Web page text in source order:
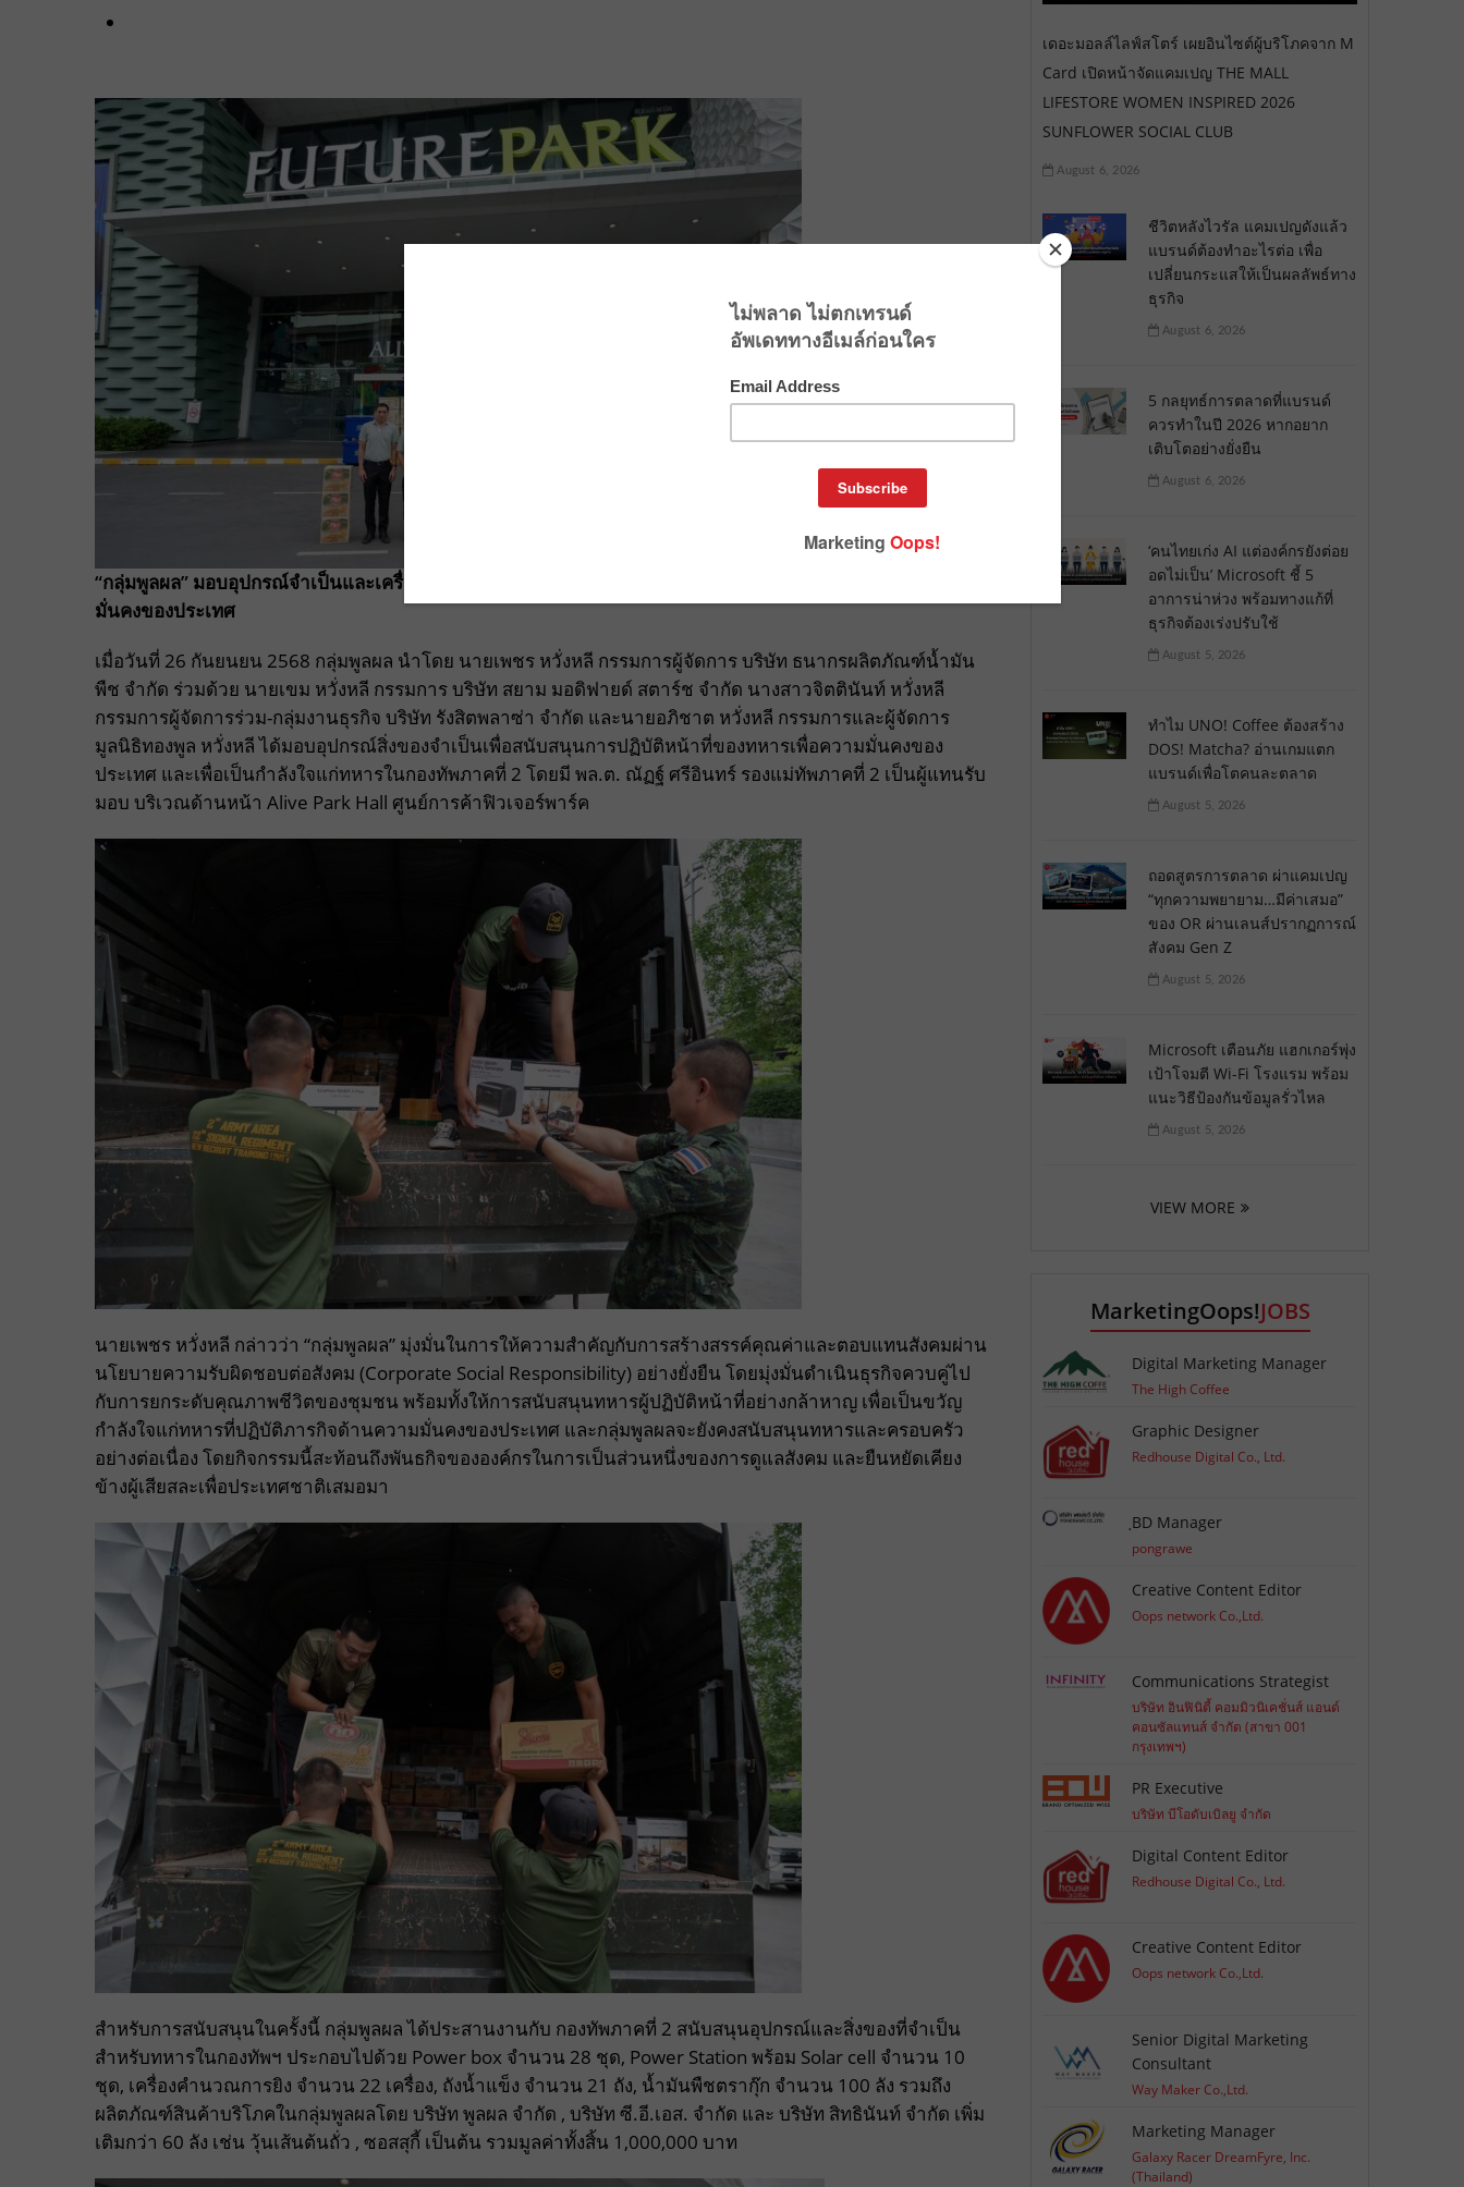
“กลุ่มพูลผล” มอบอุปกรณ์จำเป็นและเครื่องอุปโภคบริโภค สนับสนุนการปฏิบัติหน้าที่ของกองทัพภาคที่ 2 เพื่อความ
มั่นคงของประเทศ
เมื่อวันที่ 26 กันยนยน 2568 กลุ่มพูลผล นำโดย นายเพชร หวั่งหลี กรรมการผู้จัดการ บริษัท ธนากรผลิตภัณฑ์น้ำมัน
พืช จำกัด ร่วมด้วย นายเขม หวั่งหลี กรรมการ บริษัท สยาม มอดิฟายด์ สตาร์ช จำกัด นางสาวจิตตินันท์ หวั่งหลี
กรรมการผู้จัดการร่วม-กลุ่มงานธุรกิจ บริษัท รังสิตพลาซ่า จำกัด และนายอภิชาต หวั่งหลี กรรมการและผู้จัดการ
มูลนิธิทองพูล หวั่งหลี ได้มอบอุปกรณ์สิ่งของจำเป็นเพื่อสนับสนุนการปฏิบัติหน้าที่ของทหารเพื่อความมั่นคงของ
ประเทศ และเพื่อเป็นกำลังใจแก่ทหารในกองทัพภาคที่ 2 โดยมี พล.ต. ณัฏฐ์ ศรีอินทร์ รองแม่ทัพภาคที่ 2 เป็นผู้แทนรับ
มอบ บริเวณด้านหน้า Alive Park Hall ศูนย์การค้าฟิวเจอร์พาร์ค
นายเพชร หวั่งหลี กล่าวว่า “กลุ่มพูลผล” มุ่งมั่นในการให้ความสำคัญกับการสร้างสรรค์คุณค่าและตอบแทนสังคมผ่าน
นโยบายความรับผิดชอบต่อสังคม (Corporate Social Responsibility) อย่างยั่งยืน โดยมุ่งมั่นดำเนินธุรกิจควบคู่ไป
กับการยกระดับคุณภาพชีวิตของชุมชน พร้อมทั้งให้การสนับสนุนทหารผู้ปฏิบัติหน้าที่อย่างกล้าหาญ เพื่อเป็นขวัญ
กำลังใจแก่ทหารที่ปฏิบัติภารกิจด้านความมั่นคงของประเทศ และกลุ่มพูลผลจะยังคงสนับสนุนทหารและครอบครัว
อย่างต่อเนื่อง โดยกิจกรรมนี้สะท้อนถึงพันธกิจขององค์กรในการเป็นส่วนหนึ่งของการดูแลสังคม และยืนหยัดเคียง
ข้างผู้เสียสละเพื่อประเทศชาติเสมอมา
สำหรับการสนับสนุนในครั้งนี้ กลุ่มพูลผล ได้ประสานงานกับ กองทัพภาคที่ 2 สนับสนุนอุปกรณ์และสิ่งของที่จำเป็น
สำหรับทหารในกองทัพฯ ประกอบไปด้วย Power box จำนวน 28 ชุด, Power Station พร้อม Solar cell จำนวน 10
ชุด, เครื่องคำนวณการยิง จำนวน 22 เครื่อง, ถังน้ำแข็ง จำนวน 21 ถัง, น้ำมันพืชตรากุ๊ก จำนวน 100 ลัง รวมถึง
ผลิตภัณฑ์สินค้าบริโภคในกลุ่มพูลผลโดย บริษัท พูลผล จำกัด , บริษัท ซี.อี.เอส. จำกัด และ บริษัท สิทธินันท์ จำกัด เพิ่ม
เติมกว่า 60 ลัง เช่น วุ้นเส้นต้นถั่ว , ซอสสุกี้ เป็นต้น รวมมูลค่าทั้งสิ้น 1,000,000 บาท
เดอะมอลล์ไลฟ์สโตร์ เผยอินไซต์ผู้บริโภคจาก M
Card เปิดหน้าจัดแคมเปญ THE MALL
LIFESTORE WOMEN INSPIRED 2026
SUNFLOWER SOCIAL CLUB
August 6, 2026
ชีวิตหลังไวรัล แคมเปญดังแล้ว
แบรนด์ต้องทำอะไรต่อ เพื่อ
เปลี่ยนกระแสให้เป็นผลลัพธ์ทาง
ธุรกิจ
August 6, 2026
5 กลยุทธ์การตลาดที่แบรนด์
ควรทำในปี 2026 หากอยาก
เติบโตอย่างยั่งยืน
August 6, 2026
‘คนไทยเก่ง AI แต่องค์กรยังต่อย
อดไม่เป็น’ Microsoft ชี้ 5
อาการน่าห่วง พร้อมทางแก้ที่
ธุรกิจต้องเร่งปรับใช้
August 5, 2026
ทำไม UNO! Coffee ต้องสร้าง
DOS! Matcha? อ่านเกมแตก
แบรนด์เพื่อโตคนละตลาด
August 5, 2026
ถอดสูตรการตลาด ผ่าแคมเปญ
“ทุกความพยายาม…มีค่าเสมอ”
ของ OR ผ่านเลนส์ปรากฏการณ์
สังคม Gen Z
August 5, 2026
Microsoft เตือนภัย แฮกเกอร์พุ่ง
เป้าโจมตี Wi-Fi โรงแรม พร้อม
แนะวิธีป้องกันข้อมูลรั่วไหล
August 5, 2026
VIEW MORE
MarketingOops!JOBS
Digital Marketing Manager
The High Coffee
Graphic Designer
Redhouse Digital Co., Ltd.
ฺBD Manager
pongrawe
Creative Content Editor
Oops network Co.,Ltd.
Communications Strategist
บริษัท อินฟินิตี้ คอมมิวนิเคชั่นส์ แอนด์
คอนซัลแทนส์ จำกัด (สาขา 001
กรุงเทพฯ)
PR Executive
บริษัท บีโอดับเบิลยู จำกัด
Digital Content Editor
Redhouse Digital Co., Ltd.
Creative Content Editor
Oops network Co.,Ltd.
Senior Digital Marketing
Consultant
Way Maker Co.,Ltd.
Marketing Manager
Galaxy Racer DreamFyre, Inc.
(Thailand)